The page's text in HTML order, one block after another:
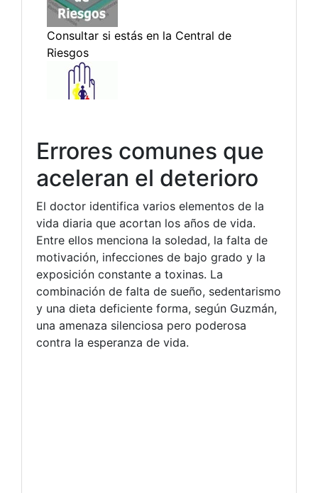
Errores comunes que
aceleran el deterioro
El doctor identifica varios elementos de la
vida diaria que acortan los años de vida.
Entre ellos menciona la soledad, la falta de
motivación, infecciones de bajo grado y la
exposición constante a toxinas. La
combinación de falta de sueño, sedentarismo
y una dieta deficiente forma, según Guzmán,
una amenaza silenciosa pero poderosa
contra la esperanza de vida.